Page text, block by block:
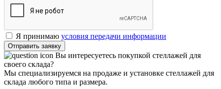
Я принимаю условия передачи информации
Отправить заявку
Вы интересуетесь покупкой стеллажей для
своего склада?
Мы специализируемся на продаже и установке стеллажей для
склада любого типа и размера.